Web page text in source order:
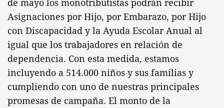
de mayo los monotributistas podrán recibir
Asignaciones por Hijo, por Embarazo, por Hijo
con Discapacidad y la Ayuda Escolar Anual al
igual que los trabajadores en relación de
dependencia. Con esta medida, estamos
incluyendo a 514.000 niños y sus familias y
cumpliendo con uno de nuestras principales
promesas de campaña. El monto de la